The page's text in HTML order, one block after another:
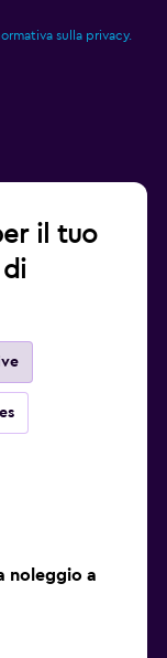
sulla privacy.
il tuo
noleggio a